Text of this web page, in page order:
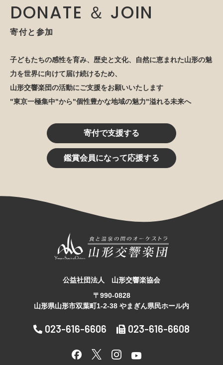
DONATE ＆ JOIN
寄付と参加
子どもたちの感性を育み、歴史と文化、自然に恵まれた山形の魅
力を世界に向けて届け続けるため、
山形交響楽団の活動にご支援をお願いいたします
"東京一極集中"から"個性豊かな地域の魅力"溢れる未来へ
寄付で支援する
鑑賞会員になって応援する
公益社団法人 山形交響楽協会
〒990-0828
山形県山形市双葉町1-2-38 やまぎん県民ホール内
023-616-6606 023-616-6608